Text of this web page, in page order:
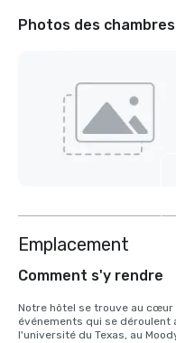
Photos des chambres
Emplacement
Comment s'y rendre
Notre hôtel se trouve au cœur
événements qui se déroulent
l'université du Texas, au